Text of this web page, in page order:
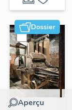
Dossier
Aperçu